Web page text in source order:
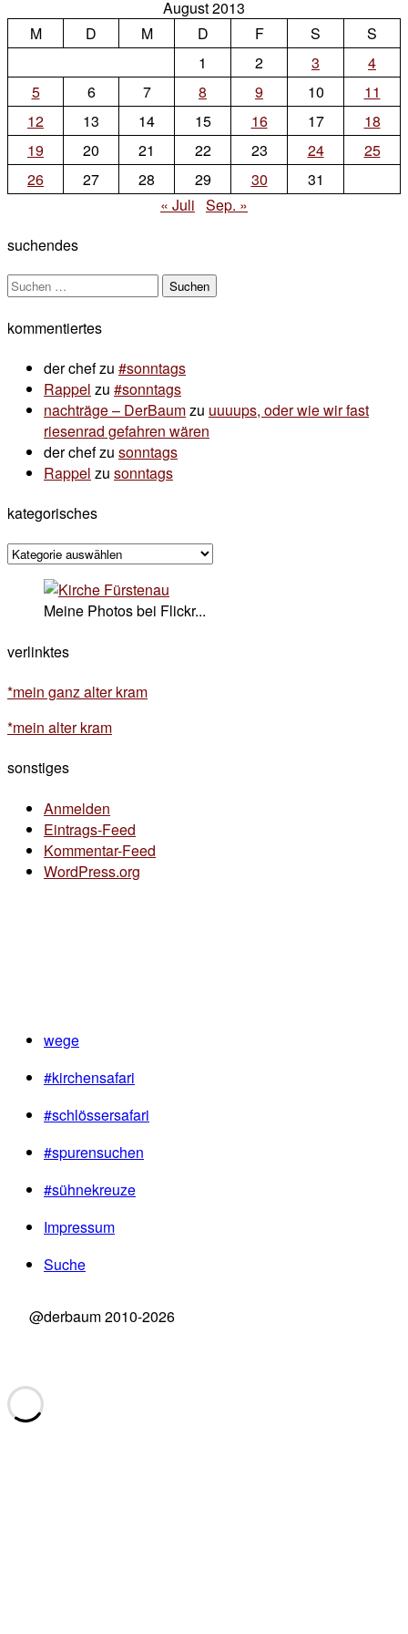
Comment
on
sommerstille
August 2013
M
D M D F S
S
1
2 3
4
5
6 7 8 9 10
11
12
13 14 15 16 17
18
19
20 21 22 23 24
25
26
27 28 29 30
31
« Juli Sep. »
suchendes
Suchen
kommentiertes
der chefzu #sonntags
Rappel zu #sonntags
nachträge – DerBaumzu uuuups, oder wie wir fast
riesenrad gefahren wären
der chefzu sonntags
Rappel zu sonntags
kategorisches
kategorisches
Meine Photos bei Flickr...
verlinktes
*mein ganz alter kram
*mein alter kram
sonstiges
Anmelden
Eintrags-Feed
Kommentar-Feed
WordPress.org
wege
#kirchensafari
#schlössersafari
#spurensuchen
#sühnekreuze
Impressum
Suche
@derbaum 2010-2026